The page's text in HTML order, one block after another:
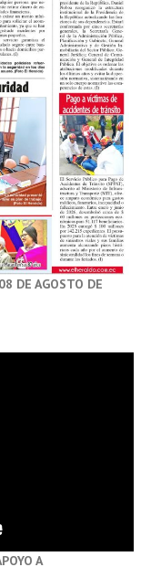
DE AGOSTO DE
A